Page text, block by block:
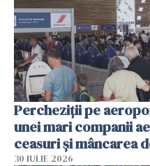
Percheziții pe
unei mari companii
ceasuri și mâncarea
30 IULIE 2026